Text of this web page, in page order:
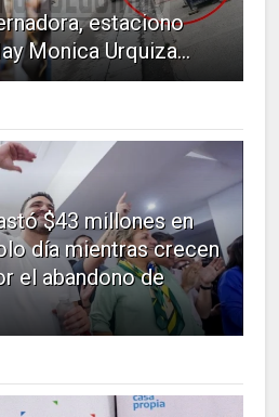
estaciono
Monica Urquiza...
$43 millones en
día mientras crecen
el abandono de